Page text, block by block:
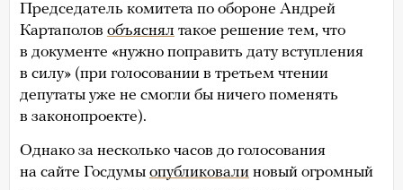
Председатель комитета по обороне Андрей
Картаполов объяснял такое решение тем, что
в документе «нужно поправить дату вступления
в силу» (при голосовании в третьем чтении
депутаты уже не смогли бы ничего поменять
в законопроекте).
Однако за несколько часов до голосования
на сайте Госдумы опубликовали новый огромный